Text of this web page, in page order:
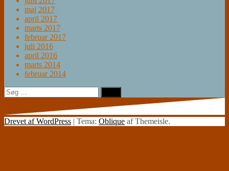
maj 2017
april 2017
marts 2017
februar 2017
juli 2016
april 2016
marts 2014
februar 2014
Søg
efter:
Drevet af WordPress | Tema: Oblique af Themeisle.